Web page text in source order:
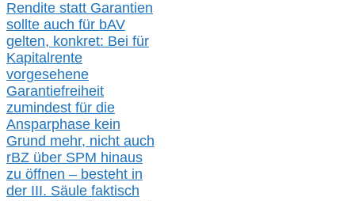
Rendite statt Garantien
sollte auch für bAV
gelten, konkret: Bei für
Kapitalrente
vorgesehene
Garantiefreiheit
zumindest für die
Ansparphase kein
Grund mehr, nicht auch
rBZ über SPM hinaus
zu öffnen – besteht in
der III. Säule faktisch